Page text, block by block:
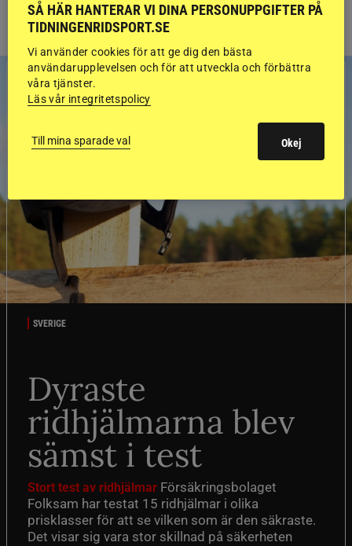
SVERIGE
Dyraste
ridhjälmarna blev
sämst i test
Stort test av ridhjälmar Försäkringsbolaget
Folksam har testat 15 ridhjälmar i olika
prisklasser för att se vilken som är den säkraste.
Det visar sig vara stor skillnad på säkerheten
SÅ HÄR HANTERAR VI DINA PERSONUPPGIFTER PÅ
TIDNINGENRIDSPORT.SE
Vi använder cookies för att ge dig den bästa
användarupplevelsen och för att utveckla och förbättra
våra tjänster.
Läs vår integritetspolicy
Till mina sparade val Okej